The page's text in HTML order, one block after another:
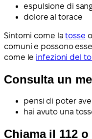
espulsione di
dolore al torace
Sintomi come latosse
comuni e possono
come le infezioni del
Consulta un
pensi di poter
hai avuto una
Chiama il 112